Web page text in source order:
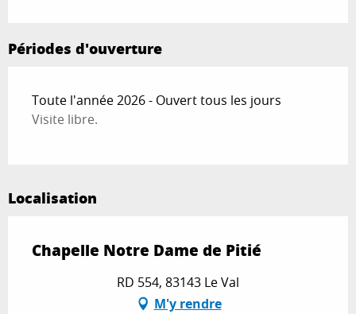
Périodes d'ouverture
Toute l'année 2026 - Ouvert tous les jours
Visite libre.
Localisation
Chapelle Notre Dame de Pitié
RD 554, 83143 Le Val
M'y rendre